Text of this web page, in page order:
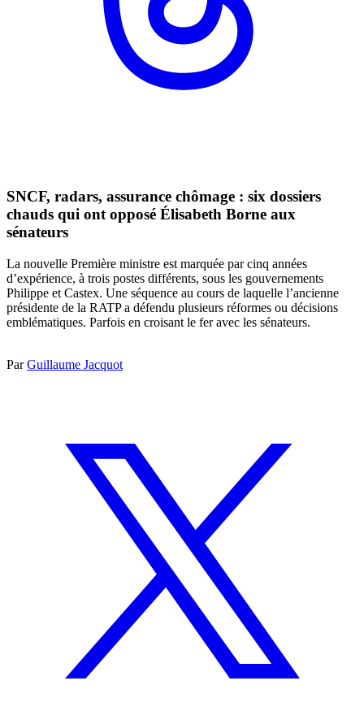
SNCF, radars, assurance chômage : six dossiers
chauds qui ont opposé Élisabeth Borne aux
sénateurs
La nouvelle Première ministre est marquée par cinq années
d’expérience, à trois postes différents, sous les gouvernements
Philippe et Castex. Une séquence au cours de laquelle l’ancienne
présidente de la RATP a défendu plusieurs réformes ou décisions
emblématiques. Parfois en croisant le fer avec les sénateurs.
ParGuillaume Jacquot